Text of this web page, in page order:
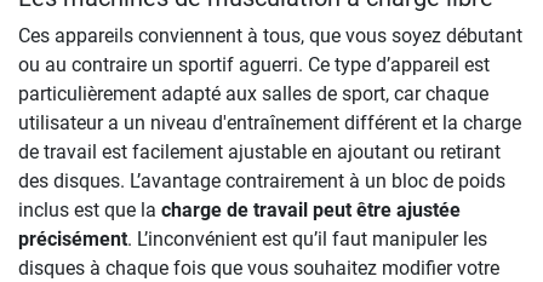
Ces appareils conviennent à tous, que vous soyez débutant
ou au contraire un sportif aguerri. Ce type d’appareil est
particulièrement adapté aux salles de sport, car chaque
utilisateur a un niveau d'entraînement différent et la charge
de travail est facilement ajustable en ajoutant ou retirant
des disques. L’avantage contrairement à un bloc de poids
inclus est que la charge de travail peut être ajustée
précisément. L’inconvénient est qu’il faut manipuler les
disques à chaque fois que vous souhaitez modifier votre